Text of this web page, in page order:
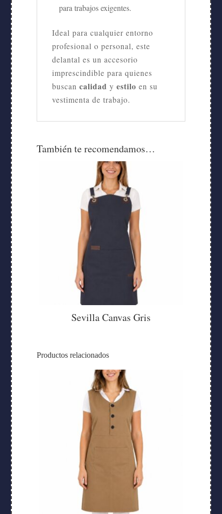
para trabajos exigentes.
Ideal para cualquier entorno
profesional o personal, este
delantal es un accesorio
imprescindible para quienes
buscan calidad y estilo en su
vestimenta de trabajo.
También te recomendamos…
Sevilla Canvas Gris
Productos relacionados